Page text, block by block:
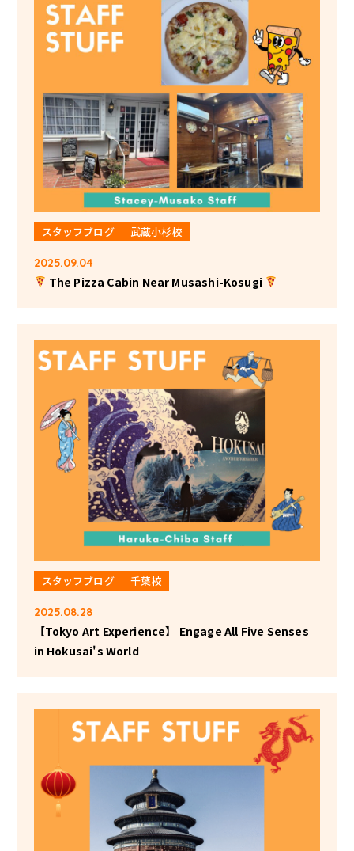
スタッフブログ 武蔵小杉校
2025.09.04
The Pizza Cabin Near Musashi-Kosugi
スタッフブログ 千葉校
2025.08.28
【Tokyo Art Experience】 Engage All Five Senses
in Hokusai's World